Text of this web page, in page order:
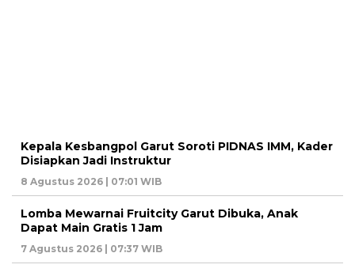
Kepala Kesbangpol Garut Soroti PIDNAS IMM, Kader
Disiapkan Jadi Instruktur
8 Agustus 2026 | 07:01 WIB
Lomba Mewarnai Fruitcity Garut Dibuka, Anak
Dapat Main Gratis 1 Jam
7 Agustus 2026 | 07:37 WIB